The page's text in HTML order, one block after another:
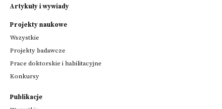
Artykuły i wywiady
Projekty naukowe
Wszystkie
Projekty badawcze
Prace doktorskie i habilitacyjne
Konkursy
Publikacje